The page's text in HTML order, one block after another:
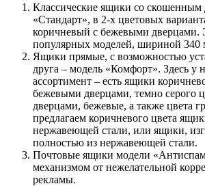
Классические ящики со скошенным
«Стандарт», в 2-х цветовых
коричневый с бежевыми дверцами.
популярных моделей, шириной 340
Ящики прямые, с возможностью
друга – модель «Комфорт». Здесь у
ассортимент – есть ящики
бежевыми дверцами, темно серого
дверцами, бежевые, а также цвета
предлагаем коричневого цвета
нержавеющей стали, или ящики,
полностью из нержавеющей стали.
Почтовые ящики модели
механизмом от нежелательной
рекламы.